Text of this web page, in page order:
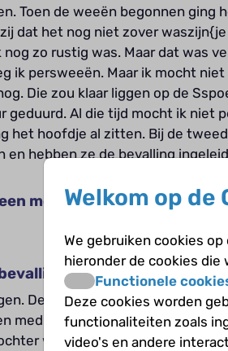
Toen de weeën begonnen ging
dat het nog niet zover
nog zo rustig was. Maar dat was
ik persweeën. Maar ik mocht
Die zou klaar liggen op de
geduurd. Al die tijd mocht ik niet
het hoofdje al zitten. Bij de
en hebben ze de bevalling
meisje, is zij getest?
De bevalling was in het
medicijnen. In eerste instantie
wel gedaan via de
Welkom op de
We gebruiken cookies
hieronder de cookies die
Functionele
Deze cookies worden
functionaliteiten zoals
video's en andere